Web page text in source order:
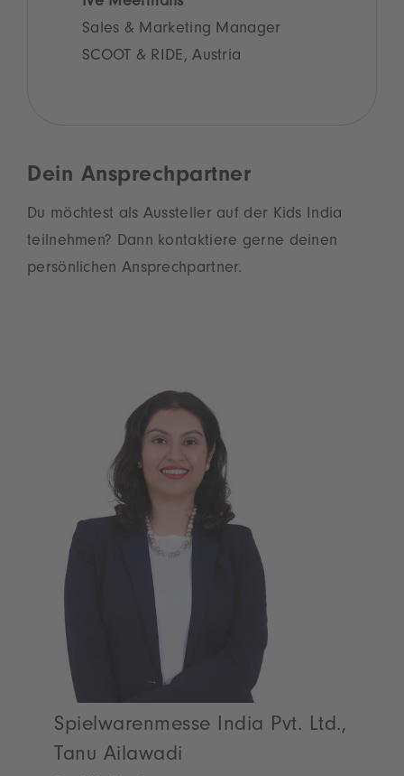
Sales & Marketing Manager
SCOOT & RIDE, Austria
Dein Ansprechpartner
Du möchtest als Aussteller auf der Kids India
teilnehmen? Dann kontaktiere gerne deinen
persönlichen Ansprechpartner.
Spielwarenmesse India Pvt. Ltd.,
Tanu Ailawadi